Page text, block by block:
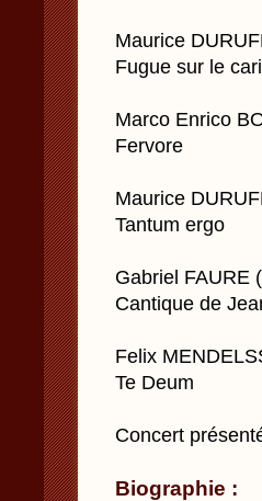
Maurice
Fugue sur le
Marco Enrico
Fervore
Maurice
Tantum ergo
Gabriel FAURE
Cantique de
Felix
Te Deum
Concert
Biographie :